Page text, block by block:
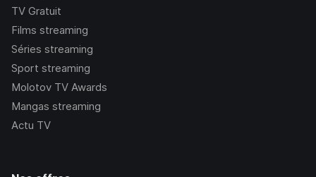
TV Gratuit
Films streaming
Séries streaming
Sport streaming
Molotov TV Awards
Mangas streaming
Actu TV